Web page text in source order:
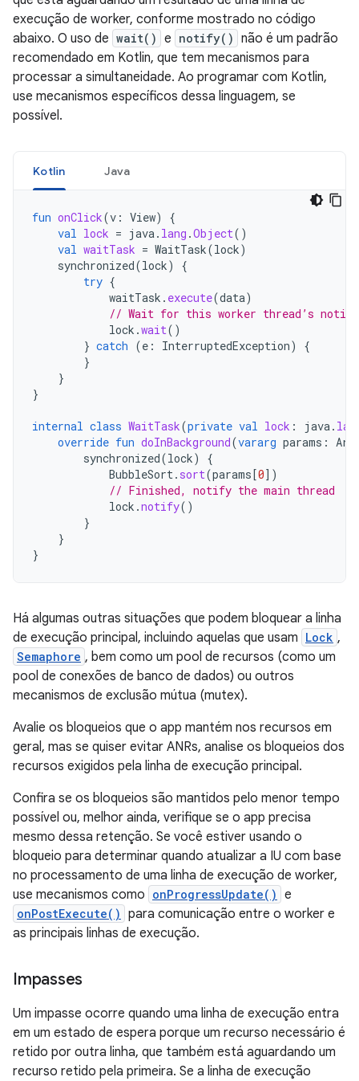
execução de worker, conforme mostrado no código
abaixo. O uso de wait() e notify() não é um padrão
recomendado em Kotlin, que tem mecanismos para
processar a simultaneidade. Ao programar com Kotlin,
use mecanismos específicos dessa linguagem, se
possível.
Kotlin Java
fun onClick(v : View)
{
val lock = java. lang .Object()
val waitTask = WaitTask(lock)
synchronized(lock)
{
try {
waitTask . execute(data)
// Wait for this worker thread’s
lock .wait()
} catch (e : InterruptedException)
{
}
}
}
internal class WaitTask(private val lock : java.
override fun doInBackground(vararg params :
synchronized(lock)
{
BubbleSort. sort(params [0] )
// Finished, notify the main thread
lock .notify()
}
}
}
Há algumas outras situações que podem bloquear a linha
de execução principal, incluindo aquelas que usam Lock ,
Semaphore , bem como um pool de recursos (como um
pool de conexões de banco de dados) ou outros
mecanismos de exclusão mútua (mutex).
Avalie os bloqueios que o app mantém nos recursos em
geral, mas se quiser evitar ANRs, analise os bloqueios dos
recursos exigidos pela linha de execução principal.
Confira se os bloqueios são mantidos pelo menor tempo
possível ou, melhor ainda, verifique se o app precisa
mesmo dessa retenção. Se você estiver usando o
bloqueio para determinar quando atualizar a IU com base
no processamento de uma linha de execução de worker,
use mecanismos como onProgressUpdate() e
onPostExecute() para comunicação entre o worker e
as principais linhas de execução.
Impasses
Um impasse ocorre quando uma linha de execução entra
em um estado de espera porque um recurso necessário é
retido por outra linha, que também está aguardando um
recurso retido pela primeira. Se a linha de execução